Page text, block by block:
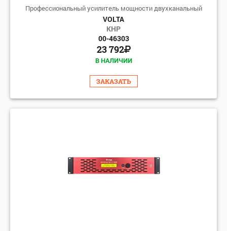
Профессиональный усилитель мощности двухканальный
VOLTA
КНР
00-46303
23 792
В НАЛИЧИИ
ЗАКАЗАТЬ